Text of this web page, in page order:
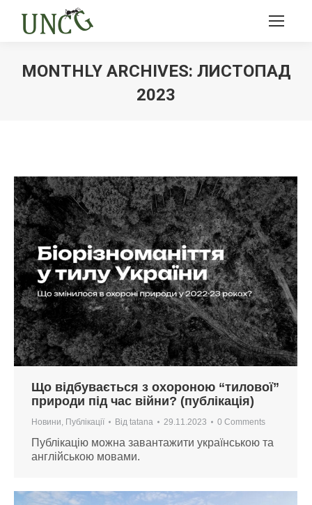
MONTHLY ARCHIVES: ЛИСТОПАД
2023
Що відбувається з охороною “тилової”
природи під час війни? (публікація)
Новини Публікації Від tatana 29.11.2023 0 Comments
Публікацію можна завантажити українською та
англійською мовами.